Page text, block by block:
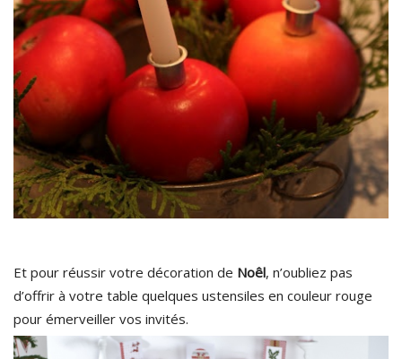
Et pour réussir votre décoration de Noêl, n’oubliez pas
d’offrir à votre table quelques ustensiles en couleur rouge
pour émerveiller vos invités.